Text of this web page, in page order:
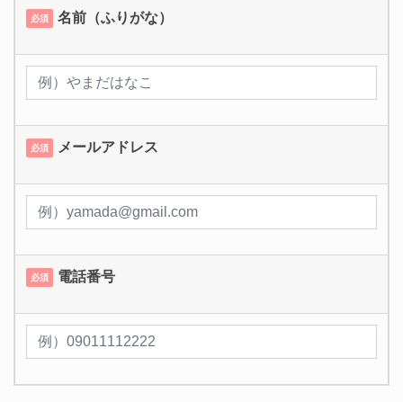
必須 名前（ふりがな）
必須 メールアドレス
必須 電話番号